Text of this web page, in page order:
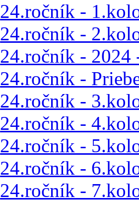
24.ročník -
24.ročník -
24.ročník - 2024
24.ročník -
24.ročník -
24.ročník -
24.ročník -
24.ročník -
24.ročník -